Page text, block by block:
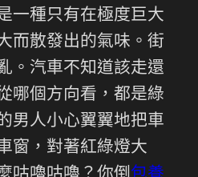
一種只有在極度巨大
而散發出的氣味。街
。汽車不知道該走還
哪個方向看，都是綠
男人小心翼翼地把車
窗，對著紅綠燈大